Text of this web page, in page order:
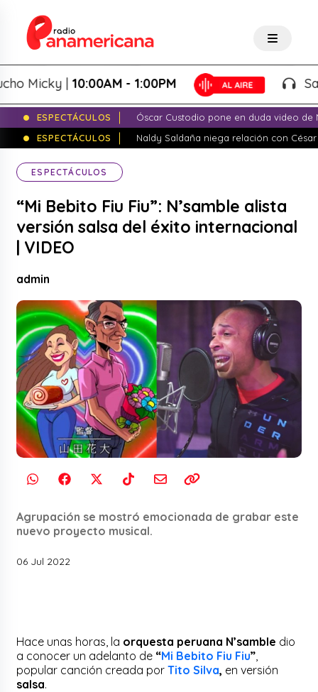
|10:00AM - 1:00PM Salsa
ESPECTÁCULOS
Óscar Custodio pone en duda video de
ESPECTÁCULOS
Naldy Saldaña niega relación con
ESPECTÁCULOS
“Mi Bebito Fiu Fiu”: N’samble alista
versión salsa del éxito internacional
| VIDEO
admin
Agrupación se mostró emocionada de grabar este
nuevo proyecto musical.
06 Jul 2022
Hace unas horas, la orquesta peruana N’samble dio
a conocer un adelanto de “Mi Bebito Fiu Fiu”
popular canción creada porTito Silva, en versión
salsa.